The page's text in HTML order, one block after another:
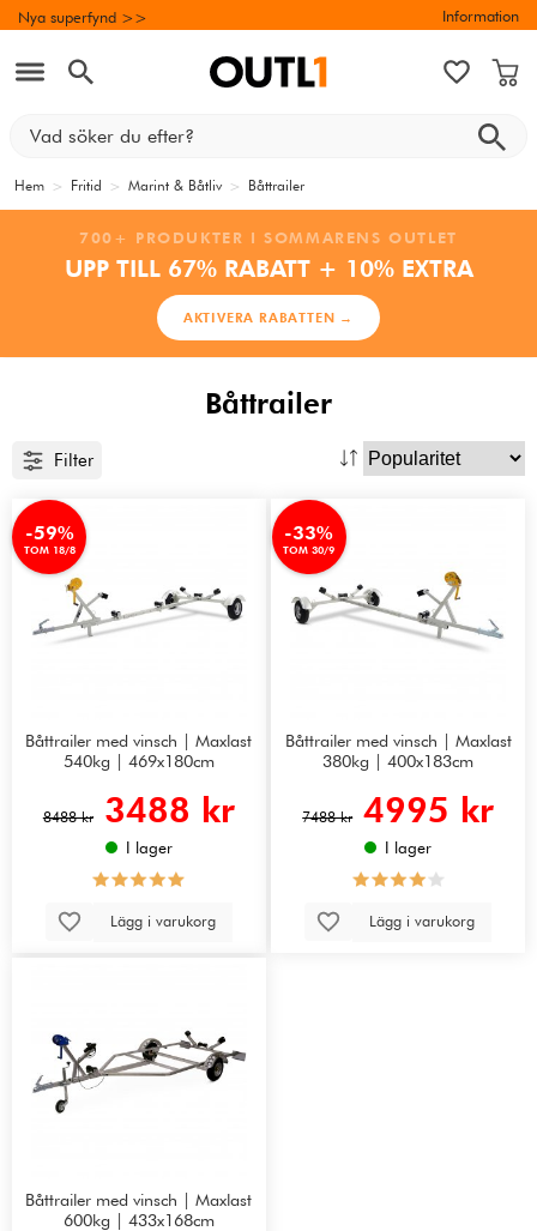
Nya superfynd >> Information
Hem > Fritid > Marint & Båtliv > Båttrailer
700+ PRODUKTER I SOMMARENS OUTLET
UPP TILL 67% RABATT + 10% EXTRA
AKTIVERA RABATTEN →
Båttrailer
Filter
-59%
TOM 18/8
Båttrailer med vinsch | Maxlast
540kg | 469x180cm
8488 kr 3488 kr
I lager
Lägg i varukorg
-33%
TOM 30/9
Båttrailer med vinsch | Maxlast
380kg | 400x183cm
7488 kr 4995 kr
I lager
Lägg i varukorg
Båttrailer med vinsch | Maxlast
600kg | 433x168cm